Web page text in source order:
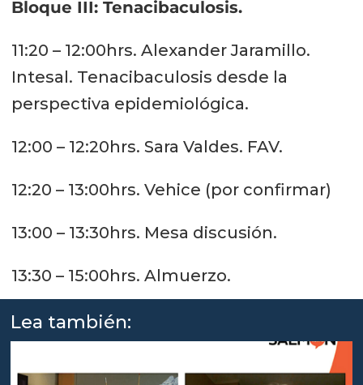
Bloque III: Tenacibaculosis.
11:20 – 12:00hrs. Alexander Jaramillo.
Intesal. Tenacibaculosis desde la
perspectiva epidemiológica.
12:00 – 12:20hrs. Sara Valdes. FAV.
12:20 – 13:00hrs. Vehice (por confirmar)
13:00 – 13:30hrs. Mesa discusión.
13:30 – 15:00hrs. Almuerzo.
Lea también: